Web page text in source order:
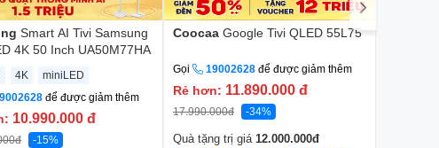
Smart AI Tivi Samsung
4K 50 Inch UA50M77HA
4K
miniLED
để được giảm thêm
10.990.000 đ
đ -15%
Coocaa Google Tivi QLED 55L75
Gọi 19002628 để được giảm thêm
Rẻ hơn: 11.890.000 đ
17.990.000đ -34%
Quà tặng trị giá 12.000.000đ